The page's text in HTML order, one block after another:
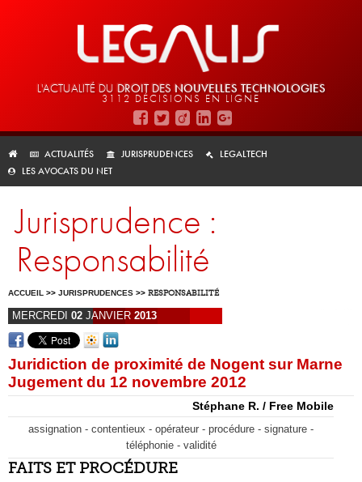
L'ACTUALITÉ DU DROIT DES NOUVELLES TECHNOLOGIES
3112 DÉCISIONS EN LIGNE
ACTUALITÉS JURISPRUDENCES
LEGALTECH
LES AVOCATS DU NET
Jurisprudence :
Responsabilité
ACCUEIL >> JURISPRUDENCES >> RESPONSABILITÉ
MERCREDI 02 JANVIER 2013
Juridiction de proximité de Nogent sur Marne
Jugement du 12 novembre 2012
Stéphane R. / Free Mobile
assignation - contentieux - opérateur - procédure - signature -
téléphonie - validité
FAITS ET PROCÉDURE